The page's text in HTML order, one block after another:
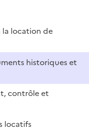
la location de
historiques et
contrôle et
locatifs